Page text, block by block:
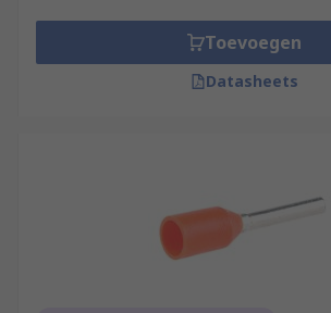
Toevoegen
Datasheets